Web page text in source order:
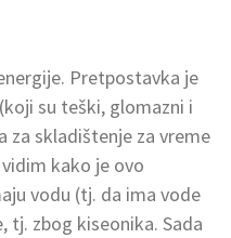
Pretpostavka je
su teški, glomazni i
za skladištenje za vreme
kako je ovo
vodu (tj. da ima vode
tj. zbog kiseonika. Sada